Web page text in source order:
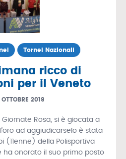
Tornei Nazionali
ricco di
per il Veneto
2019
Giornate Rosa, si è giocata a
ad aggiudicarselo è stata
(11enne) della Polisportiva
ha onorato il suo primo posto